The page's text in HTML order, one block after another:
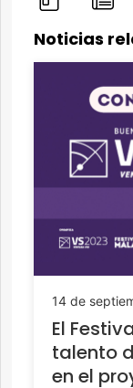
Noticias
14 de
El
talento
en el